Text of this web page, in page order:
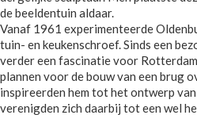
de beeldentuin aldaar.
Vanaf 1961 experimenteerde
tuin- en keukenschroef. Sinds een
verder een fascinatie voor
plannen voor de bouw van een brug
inspireerden hem tot het ontwerp
verenigden zich daarbij tot een wel